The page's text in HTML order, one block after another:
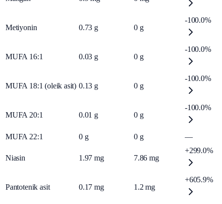
Metiyonin 0.73 g 0 g
-100.0%
MUFA 16:1 0.03 g 0 g
-100.0%
MUFA 18:1 (oleik asit) 0.13 g 0 g
-100.0%
MUFA 20:1 0.01 g 0 g
-100.0%
MUFA 22:1 0 g 0 g —
Niasin 1.97 mg 7.86 mg
+299.0%
Pantotenik asit 0.17 mg 1.2 mg
+605.9%